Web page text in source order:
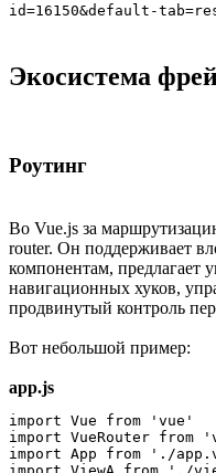
id=16150&default-
Экосистема
Роутинг
Во Vue.js за
router. Он поддерживает
компонентам, предлагает
навигационных хуков,
продвинутый контроль
Вот небольшой пример:
app.js
import Vue from 'vue'
import VueRouter from
import App from './